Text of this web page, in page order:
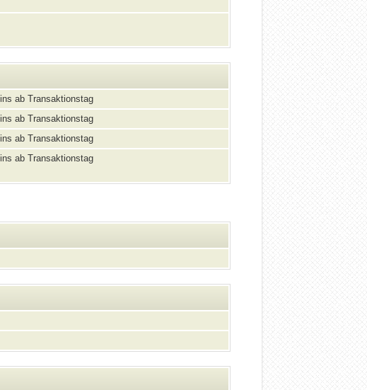
ab Transaktionstag
ab Transaktionstag
ab Transaktionstag
ab Transaktionstag